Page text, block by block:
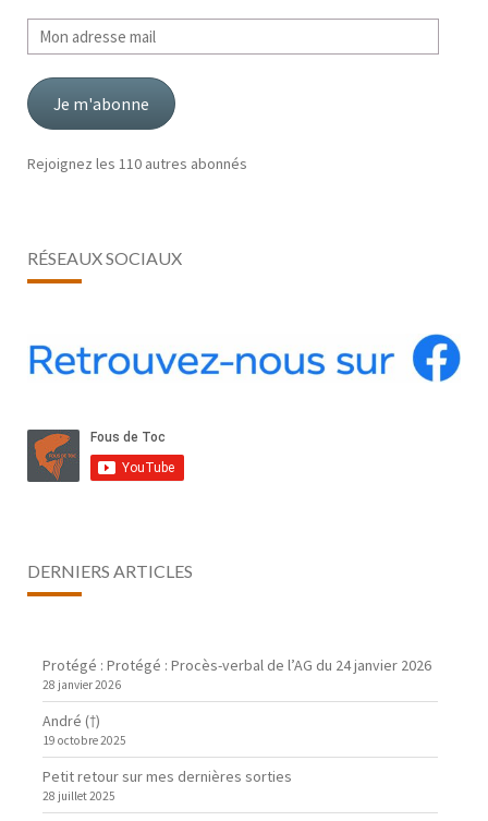
Mon
adresse
mail
Je m'abonne
Rejoignez les 110 autres abonnés
RÉSEAUX SOCIAUX
DERNIERS ARTICLES
Protégé : Protégé : Procès-verbal de l’AG du 24 janvier 2026
28 janvier 2026
André (†)
19 octobre 2025
Petit retour sur mes dernières sorties
28 juillet 2025